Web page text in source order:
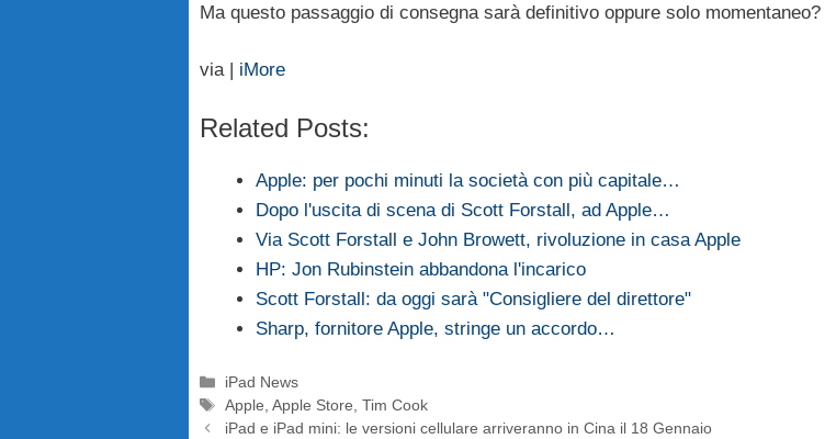
Ma questo passaggio di consegna sarà definitivo oppure solo momentaneo?
via | iMore
Related Posts:
Apple: per pochi minuti la società con più capitale…
Dopo l'uscita di scena di Scott Forstall, ad Apple…
Via Scott Forstall e John Browett, rivoluzione in casa Apple
HP: Jon Rubinstein abbandona l'incarico
Scott Forstall: da oggi sarà "Consigliere del direttore"
Sharp, fornitore Apple, stringe un accordo…
Categorie
iPad News
Tag
Apple,Apple Store,Tim Cook
iPad e iPad mini: le versioni cellulare arriveranno in Cina il 18 Gennaio